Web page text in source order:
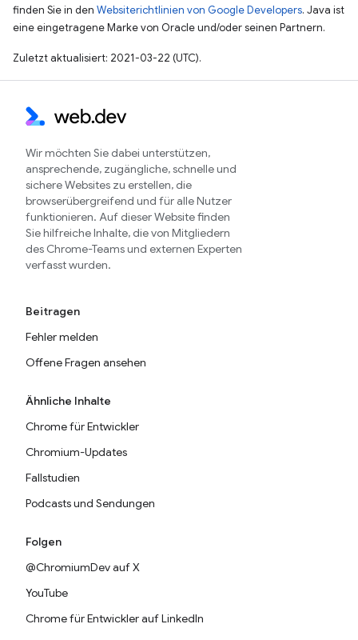
finden Sie in den Websiterichtlinien von Google Developers. Java ist
eine eingetragene Marke von Oracle und/oder seinen Partnern.
Zuletzt aktualisiert: 2021-03-22 (UTC).
Wir möchten Sie dabei unterstützen,
ansprechende, zugängliche, schnelle und
sichere Websites zu erstellen, die
browserübergreifend und für alle Nutzer
funktionieren. Auf dieser Website finden
Sie hilfreiche Inhalte, die von Mitgliedern
des Chrome-Teams und externen Experten
verfasst wurden.
Beitragen
Fehler melden
Offene Fragen ansehen
Ähnliche Inhalte
Chrome für Entwickler
Chromium-Updates
Fallstudien
Podcasts und Sendungen
Folgen
@ChromiumDev auf X
YouTube
Chrome für Entwickler auf LinkedIn